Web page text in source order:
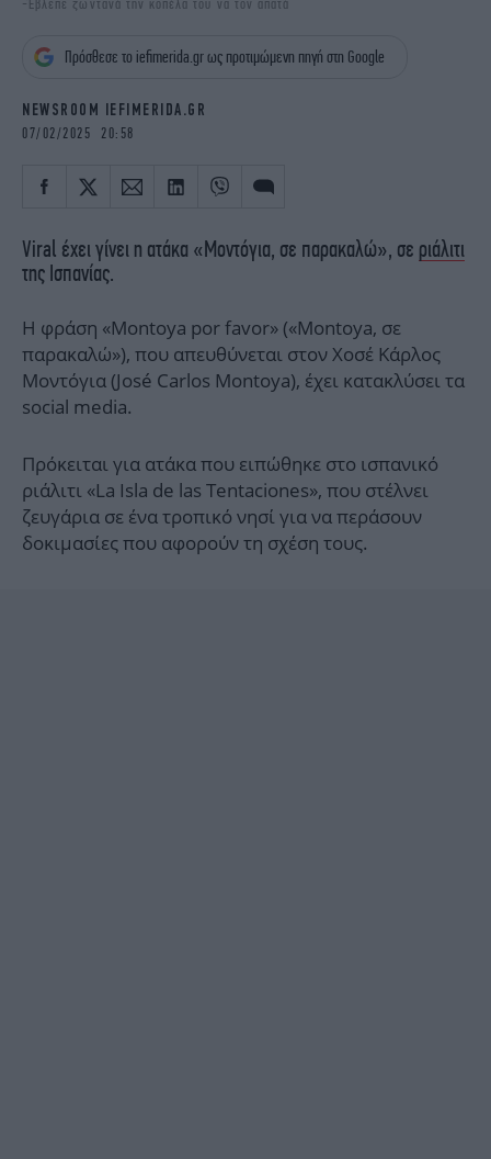
iBOOKS
ΖΩΔΙΑ
OSCARS
NEWSLETTER
-Έβλεπε ζωντανά την κοπέλα του να τον απατά
Πρόσθεσε το iefimerida.gr ως προτιμώμενη πηγή στη Google
NEWSROOM IEFIMERIDA.GR
07/02/2025 20:58
Viral έχει γίνει η ατάκα «Μοντόγια, σε παρακαλώ», σε ριάλιτι
της Ισπανίας.
Η φράση «Montoya por favor» («Montoya, σε
παρακαλώ»), που απευθύνεται στον Χοσέ Κάρλος
Μοντόγια (José Carlos Montoya), έχει κατακλύσει τα
social media.
Πρόκειται για ατάκα που ειπώθηκε στο ισπανικό
ριάλιτι «La Isla de las Tentaciones», που στέλνει
ζευγάρια σε ένα τροπικό νησί για να περάσουν
δοκιμασίες που αφορούν τη σχέση τους.